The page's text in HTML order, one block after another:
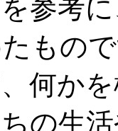
参考
もの
何か
の生